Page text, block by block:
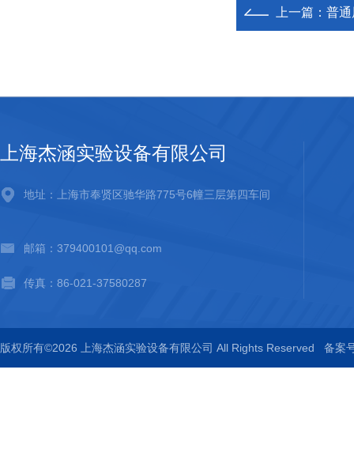
上一篇： 普
上海杰涵实验设备有限公司
地址：上海市奉贤区驰华路775号6幢三层第四车间
邮箱：379400101@qq.com
传真：86-021-37580287
版权所有©2026 上海杰涵实验设备有限公司 All Rights Reserved 备案